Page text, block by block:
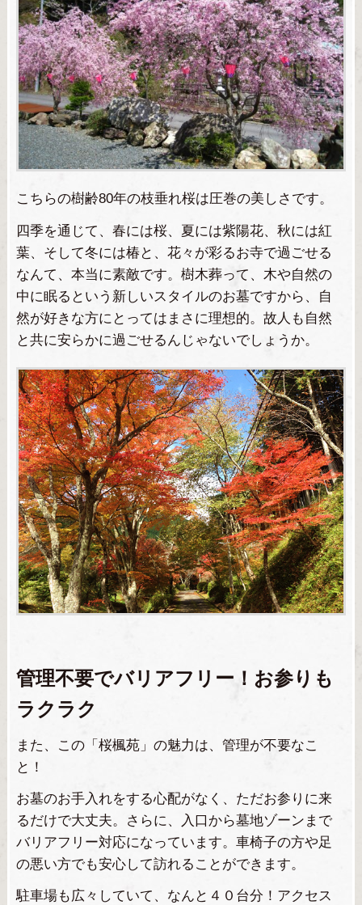
こちらの樹齢80年の枝垂れ桜は圧巻の美しさです。
四季を通じて、春には桜、夏には紫陽花、秋には紅
葉、そして冬には椿と、花々が彩るお寺で過ごせる
なんて、本当に素敵です。樹木葬って、木や自然の
中に眠るという新しいスタイルのお墓ですから、自
然が好きな方にとってはまさに理想的。故人も自然
と共に安らかに過ごせるんじゃないでしょうか。
管理不要でバリアフリー！お参りも
ラクラク
また、この「桜楓苑」の魅力は、管理が不要なこ
と！
お墓のお手入れをする心配がなく、ただお参りに来
るだけで大丈夫。さらに、入口から墓地ゾーンまで
バリアフリー対応になっています。車椅子の方や足
の悪い方でも安心して訪れることができます。
駐車場も広々していて、なんと４０台分！アクセス